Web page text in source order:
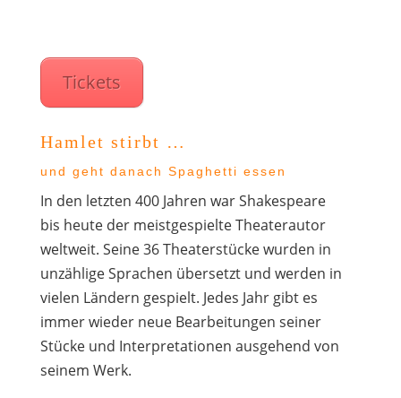
Tickets
Hamlet stirbt …
und geht danach Spaghetti essen
In den letzten 400 Jahren war Shakespeare
bis heute der meistgespielte Theaterautor
weltweit. Seine 36 Theaterstücke wurden in
unzählige Sprachen übersetzt und werden in
vielen Ländern gespielt. Jedes Jahr gibt es
immer wieder neue Bearbeitungen seiner
Stücke und Interpretationen ausgehend von
seinem Werk.